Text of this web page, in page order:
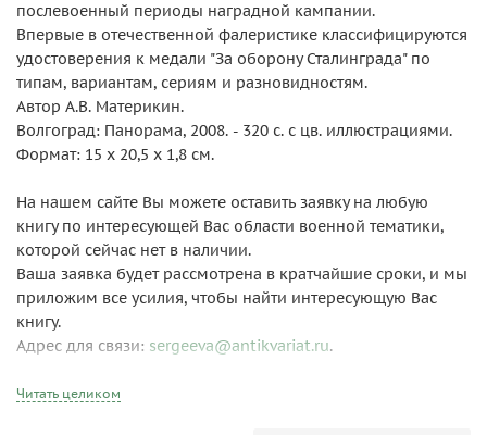
послевоенный периоды наградной кампании.
Впервые в отечественной фалеристике классифицируются
удостоверения к медали "За оборону Сталинграда" по
типам, вариантам, сериям и разновидностям.
Автор А.В. Материкин.
Волгоград: Панорама, 2008. - 320 с. с цв. иллюстрациями.
Формат: 15 х 20,5 х 1,8 см.
На нашем сайте Вы можете оставить заявку на любую
книгу по интересующей Вас области военной тематики,
которой сейчас нет в наличии.
Ваша заявка будет рассмотрена в кратчайшие сроки, и мы
приложим все усилия, чтобы найти интересующую Вас
книгу.
Адрес для связи: sergeeva@antikvariat.ru.
Читать целиком